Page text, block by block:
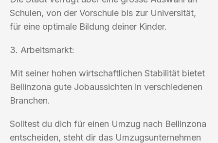
Schulen, von der Vorschule bis zur Universität,
für eine optimale Bildung deiner Kinder.
3. Arbeitsmarkt:
Mit seiner hohen wirtschaftlichen Stabilität bietet
Bellinzona gute Jobaussichten in verschiedenen
Branchen.
Solltest du dich für einen Umzug nach Bellinzona
entscheiden, steht dir das Umzugsunternehmen